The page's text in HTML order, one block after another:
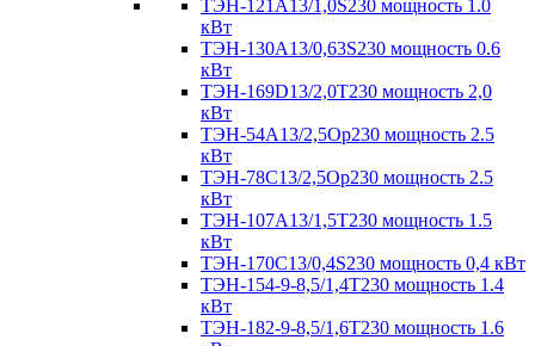
ТЭН-121А13/1,0S230 мощность 1.0
кВт
ТЭН-130А13/0,63S230 мощность 0.6
кВт
ТЭН-169D13/2,0T230 мощность 2,0
кВт
ТЭН-54А13/2,5Ор230 мощность 2.5
кВт
ТЭН-78С13/2,5Ор230 мощность 2.5
кВт
ТЭН-107А13/1,5Т230 мощность 1.5
кВт
ТЭН-170C13/0,4S230 мощность 0,4 кВт
ТЭН-154-9-8,5/1,4Т230 мощность 1.4
кВт
ТЭН-182-9-8,5/1,6Т230 мощность 1.6